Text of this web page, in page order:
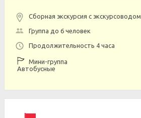
Сборная экскурсия с экскурсоводом
Группа до 6 человек
Продолжительность 4 часа
Мини-группа
Автобусные